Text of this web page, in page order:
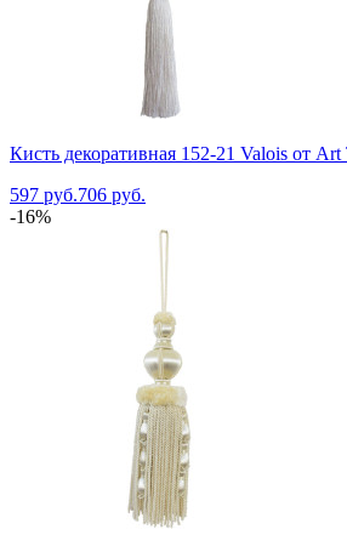
Кисть декоративная 152-21 Valois от
597 руб.706 руб.
-16%